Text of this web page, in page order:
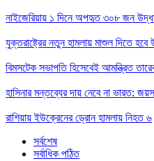
নাইজেরিয়ায় ১ দিনে অপহৃত ৩০৮ জন
যুক্তরাষ্ট্রের নতুন হামলায় মাশুল দিতে হবে
বিমসটেক সভাপতি হিসেবেই আমন্ত্রিত
হাসিনার মন্তব্যের দায় নেবে না ভারত:
রাশিয়ায় ইউক্রেনের ড্রোন হামলায় নিহত ৬
সর্বশেষ
সর্বাধিক পঠিত